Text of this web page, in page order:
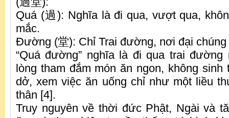
Quá (過): Nghĩa là đi qua, vượt qua,
mắc.
Đường (堂): Chỉ Trai đường, nơi đại
“Quá đường” nghĩa là đi qua trai đường
lòng tham đắm món ăn ngon, không
dở, xem việc ăn uống chỉ như một liều
thân [4].
Truy nguyên về thời đức Phật, Ngài và